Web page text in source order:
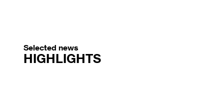
Selected news
HIGHLIGHTS